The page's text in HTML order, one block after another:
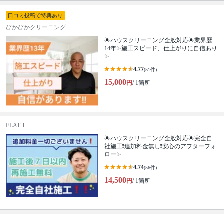
口コミ投稿で特典あり
ぴかぴかクリーニング
🌟ハウスクリーニング全般対応🌟業界歴
14年✨施工スピード、仕上がりに自信あり
✨
4.77(51件)
15,000円/ 1箇所
FLAT-T
🌟ハウスクリーニング全般対応🌟完全自
社施工❗️追加料金無し❗️安心のアフターフォ
ロー✨
4.74(56件)
14,500円/ 1箇所